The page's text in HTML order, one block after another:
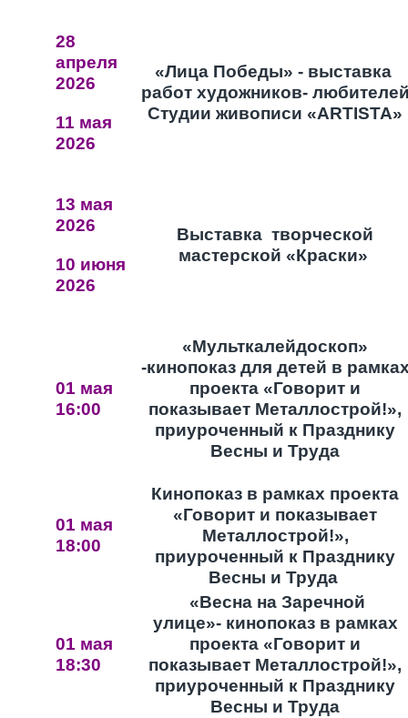
28
апреля
2026
11 мая
2026
«Лица Победы» - выставка
работ художников-
Студии живописи «ARTISTA»
13 мая
2026
10 июня
2026
Выставка творческой
мастерской «Краски»
01 мая
16:00
«Мульткалейдоскоп»
-кинопоказ для детей в
проекта «Говорит и
показывает Металлострой!»,
приуроченный к Празднику
Весны и Труда
01 мая
18:00
Кинопоказ в рамках проекта
«Говорит и показывает
Металлострой!»,
приуроченный к Празднику
Весны и Труда
01 мая
18:30
«Весна на Заречной
улице»- кинопоказ в рамках
проекта «Говорит и
показывает Металлострой!»,
приуроченный к Празднику
Весны и Труда